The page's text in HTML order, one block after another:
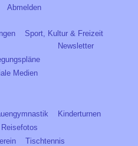
Abmelden
Sport, Kultur & Freizeit
Newsletter
Medien
Reisefotos
Kinderturnen
Tischtennis